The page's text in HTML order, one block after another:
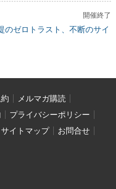
開催終了
のゼロトラスト、不断のサイ
メルマガ購読
プライバシーポリシー
サイトマップ
お問合せ